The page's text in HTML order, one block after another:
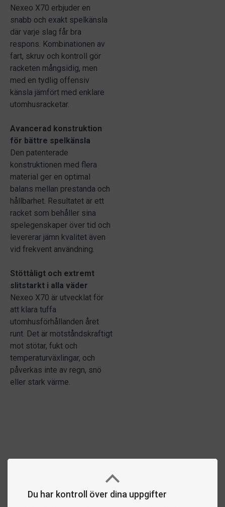
Du har kontroll över dina uppgifter
Nexeo X70 erbjuder en
snabb och exakt spelkänsla
där varje slag får bra
respons. Kombinationen av
fart, skruv och kontroll gör
racketen mångsidig, men
med en tydlig offensiv
känsla jämfört med enklare
utomhusracketar.
Avancerad konstruktion
för bättre spelkänsla
Den patenterade
konstruktionen med flera
material ger en optimal
balans mellan prestanda och
hållbarhet. Resultatet är ett
racket som behåller sina
spelegenskaper över tid och
levererar jämn kvalitet även
vid frekvent användning.
Stöttåligt och extremt
slitstarkt i alla väder
Nexeo X70 är utvecklat för
att klara tuffa
utomhusförhållanden året
runt. Det är motståndskraftigt
mot stötar, fukt och
temperaturväxlingar, och
påverkas inte av regn, snö
eller stark värme.